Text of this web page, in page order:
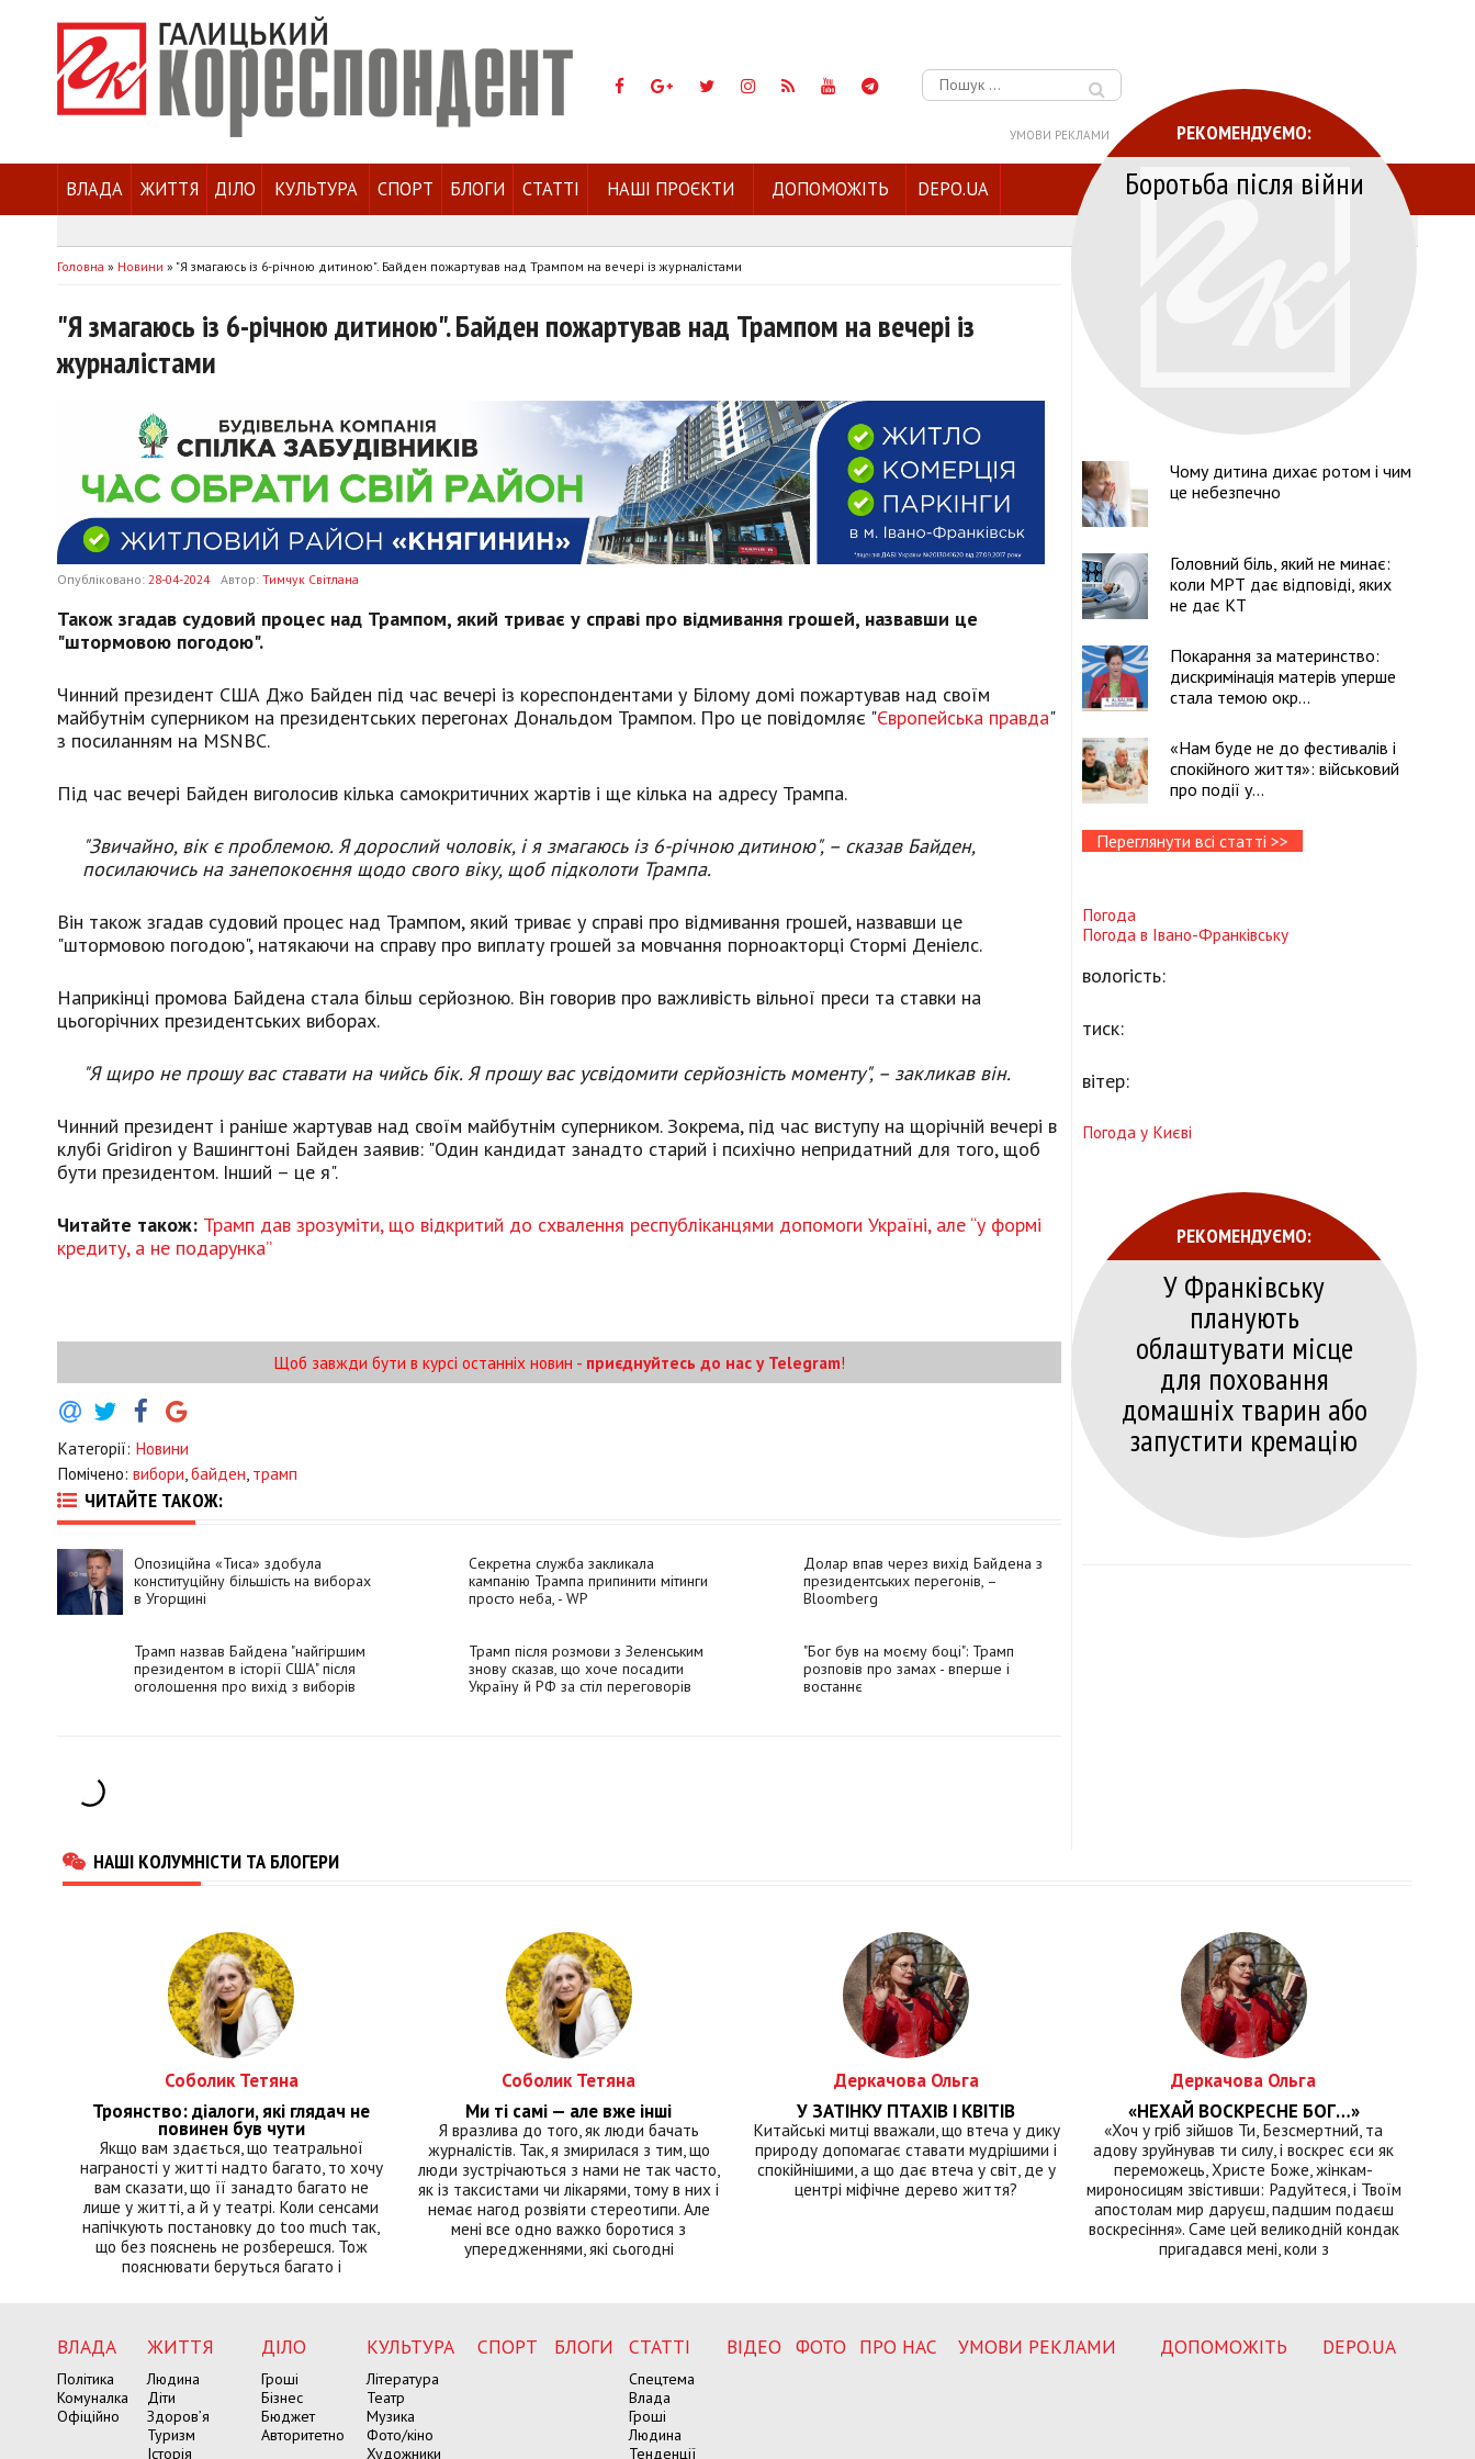
Пошук:
УМОВИ РЕКЛАМИ
ВЛАДА ЖИТТЯ ДІЛО КУЛЬТУРА СПОРТ БЛОГИ СТАТТІ НАШІ ПРОЄКТИ ДОПОМОЖІТЬ DEPO.UA
Головна » Новини » "Я змагаюсь із 6-річною дитиною". Байден пожартував над Трампом на вечері із журналістами
"Я змагаюсь із 6-річною дитиною". Байден пожартував над Трампом на вечері із
журналістами
Опубліковано: 28-04-2024 Автор: Тимчук Світлана
Також згадав судовий процес над Трампом, який триває у справі про відмивання грошей, назвавши це
"штормовою погодою".
Чинний президент США Джо Байден під час вечері із кореспондентами у Білому домі пожартував над своїм
майбутнім суперником на президентських перегонах Дональдом Трампом. Про це повідомляє "Європейська правда"
з посиланням на MSNBC.
Під час вечері Байден виголосив кілька самокритичних жартів і ще кілька на адресу Трампа.
"Звичайно, вік є проблемою. Я дорослий чоловік, і я змагаюсь із 6-річною дитиною", – сказав Байден,
посилаючись на занепокоєння щодо свого віку, щоб підколоти Трампа.
Він також згадав судовий процес над Трампом, який триває у справі про відмивання грошей, назвавши це
"штормовою погодою", натякаючи на справу про виплату грошей за мовчання порноакторці Стормі Деніелс.
Наприкінці промова Байдена стала більш серйозною. Він говорив про важливість вільної преси та ставки на
цьогорічних президентських виборах.
"Я щиро не прошу вас ставати на чийсь бік. Я прошу вас усвідомити серйозність моменту", – закликав він.
Чинний президент і раніше жартував над своїм майбутнім суперником. Зокрема, під час виступу на щорічній вечері в
клубі Gridiron у Вашингтоні Байден заявив: "Один кандидат занадто старий і психічно непридатний для того, щоб
бути президентом. Інший – це я".
Читайте також: Трамп дав зрозуміти, що відкритий до схвалення республіканцями допомоги Україні, але “у формі
кредиту, а не подарунка”
Щоб завжди бути в курсі останніх новин - приєднуйтесь до нас у Telegram!
Категорії: Новини
Помічено: вибори,байден, трамп
ЧИТАЙТЕ ТАКОЖ:
Опозиційна «Тиса» здобула
конституційну більшість на виборах
в Угорщині
Секретна служба закликала
кампанію Трампа припинити мітинги
просто неба, - WP
Долар впав через вихід Байдена з
президентських перегонів, –
Bloomberg
Трамп назвав Байдена "найгіршим
президентом в історії США" після
оголошення про вихід з виборів
Трамп після розмови з Зеленським
знову сказав, що хоче посадити
Україну й РФ за стіл переговорів
"Бог був на моєму боці": Трамп
розповів про замах - вперше і
востаннє
РЕКОМЕНДУЄМО:
Боротьба після війни
Чому дитина дихає ротом і чим
це небезпечно
Головний біль, який не минає:
коли МРТ дає відповіді, яких
не дає КТ
Покарання за материнство:
дискримінація матерів уперше
стала темою окр...
«Нам буде не до фестивалів і
спокійного життя»: військовий
про події у...
Переглянути всі статті >>
Погода
Погода в Івано-Франківську
вологість:
тиск:
вітер:
Погода у Києві
РЕКОМЕНДУЄМО:
У Франківську
планують
облаштувати місце
для поховання
домашніх тварин або
запустити кремацію
НАШІ КОЛУМНІСТИ ТА БЛОГЕРИ
Соболик Тетяна
Троянство: діалоги, які глядач не
повинен був чути
Якщо вам здається, що театральної
награності у житті надто багато, то хочу
вам сказати, що її занадто багато не
лише у житті, а й у театрі. Коли сенсами
напічкують постановку до too much так,
що без пояснень не розберешся. Тож
пояснювати беруться багато і
Соболик Тетяна
Ми ті самі — але вже інші
Я вразлива до того, як люди бачать
журналістів. Так, я змирилася з тим, що
люди зустрічаються з нами не так часто,
як із таксистами чи лікарями, тому в них і
немає нагод розвіяти стереотипи. Але
мені все одно важко боротися з
упередженнями, які сьогодні
Деркачова Ольга
У ЗАТІНКУ ПТАХІВ І КВІТІВ
Китайські митці вважали, що втеча у дику
природу допомагає ставати мудрішими і
спокійнішими, а що дає втеча у світ, де у
центрі міфічне дерево життя?
Деркачова Ольга
«НЕХАЙ ВОСКРЕСНЕ БОГ…»
«Хоч у гріб зійшов Ти, Безсмертний, та
адову зруйнував ти силу, і воскрес єси як
переможець, Христе Боже, жінкам-
мироносицям звістивши: Радуйтеся, і Твоїм
апостолам мир даруєш, падшим подаєш
воскресіння». Саме цей великодній кондак
пригадався мені, коли з
ВЛАДА
Політика
Комуналка
Офіційно
ЖИТТЯ
Людина
Діти
Здоров’я
Туризм
Історія
ДІЛО
Гроші
Бізнес
Бюджет
Авторитетно
КУЛЬТУРА
Література
Театр
Музика
Фото/кіно
Художники
СПОРТ БЛОГИ СТАТТІ
Спецтема
Влада
Гроші
Людина
Тенденції
ВІДЕО ФОТО ПРО НАС УМОВИ РЕКЛАМИ ДОПОМОЖІТЬ DEPO.UA